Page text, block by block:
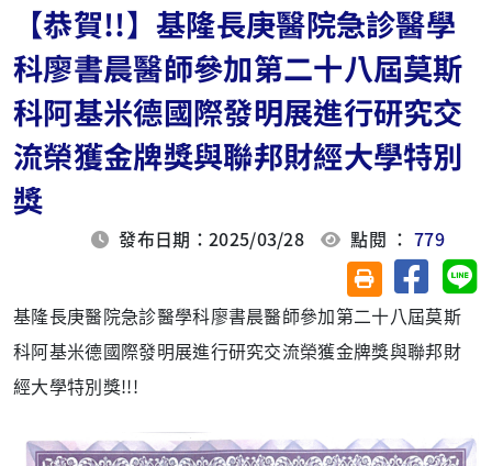
【恭賀!!】基隆長庚醫院急診醫學
科廖書晨醫師參加第二十八屆莫斯
科阿基米德國際發明展進行研究交
流榮獲金牌獎與聯邦財經大學特別
獎
發布日期：2025/03/28 點閱 ：779
友善列印(另開視
分享至
基隆長庚醫院急診醫學科廖書晨醫師參加第二十八屆莫斯
科阿基米德國際發明展進行研究交流榮獲金牌獎與聯邦財
經大學特別獎!!!